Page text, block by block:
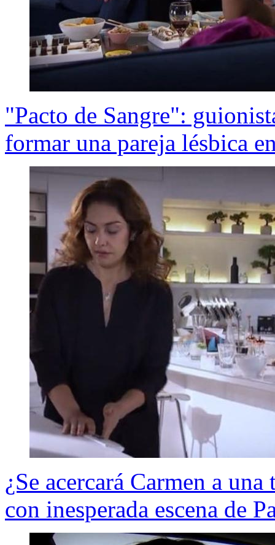
"Pacto de Sangre":
formar una pareja lésbica
¿Se acercará Carmen a
con inesperada escena de